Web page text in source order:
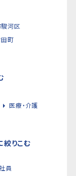
河区
町
医療・介護
絞りこむ
員